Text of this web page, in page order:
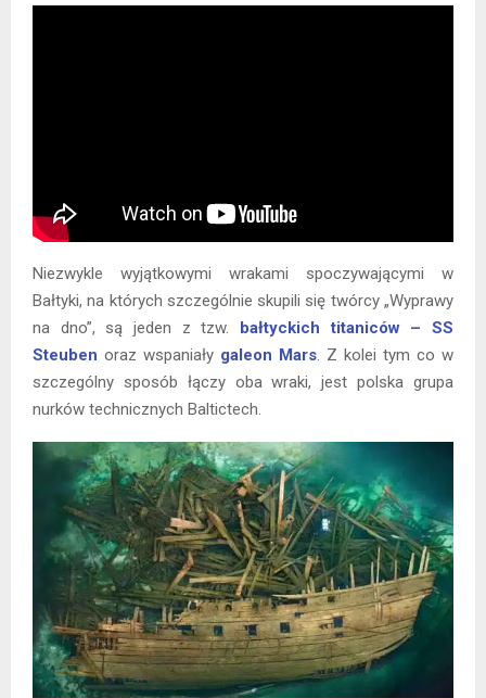
Niezwykle wyjątkowymi wrakami spoczywającymi w
Bałtyki, na których szczególnie skupili się twórcy „Wyprawy
na dno”, są jeden z tzw. bałtyckich titaniców – SS
Steuben oraz wspaniały galeon Mars. Z kolei tym co w
szczególny sposób łączy oba wraki, jest polska grupa
nurków technicznych Baltictech.